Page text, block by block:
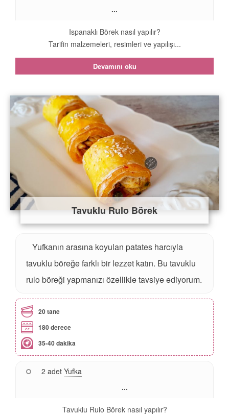
...
Ispanaklı Börek nasıl yapılır?
Tarifin malzemeleri, resimleri ve yapılışı...
Devamını oku
Tavuklu Rulo Börek
Yufkanın arasına koyulan patates harcıyla
tavuklu böreğe farklı bir lezzet katın. Bu tavuklu
rulo böreği yapmanızı özellikle tavsiye ediyorum.
20 tane
180 derece
35-40 dakika
2 adet Yufka
...
Tavuklu Rulo Börek nasıl yapılır?